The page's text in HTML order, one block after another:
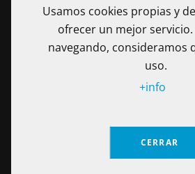
una Institución de Educación Superior
inspección y vigilancia del Ministerio
Usamos cookies propias y
ofrecer un mejor
navegando, consideramos
uso.
CERRAR
+info